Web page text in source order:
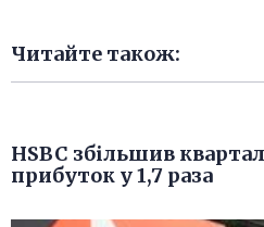
Читайте також:
HSBC збільшив
прибуток у 1,7 раза